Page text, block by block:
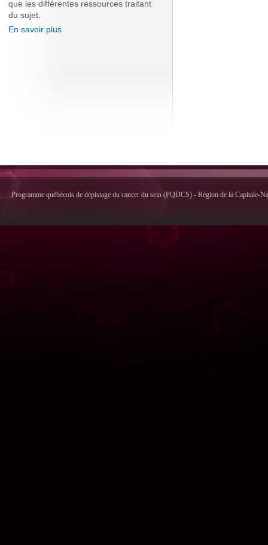
que les différentes ressources traitant
du sujet.
En savoir plus
Programme québécois de dépistage du cancer du sein (PQDCS) - Région de la Capitale-